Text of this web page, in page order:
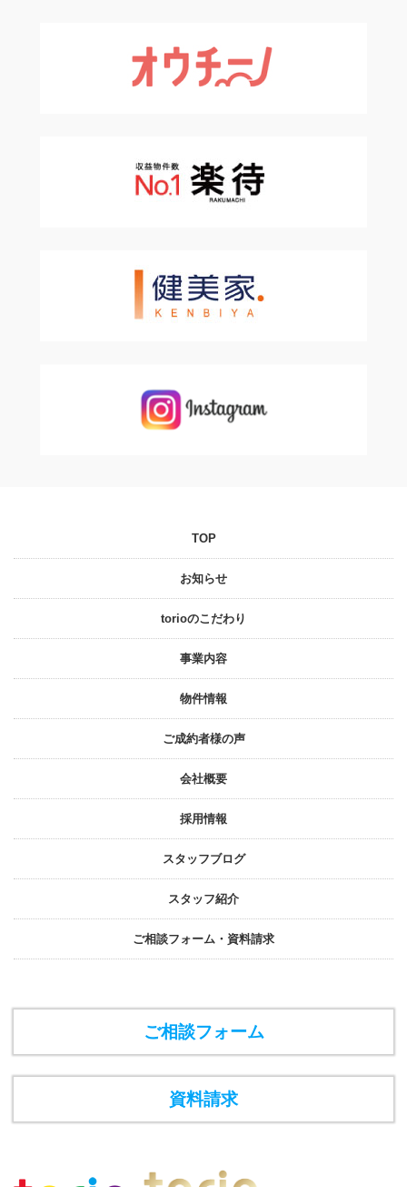
TOP
お知らせ
torioのこだわり
事業内容
物件情報
ご成約者様の声
会社概要
採⽤情報
スタッフブログ
スタッフ紹介
ご相談フォーム・資料請求
ご相談フォーム
資料請求